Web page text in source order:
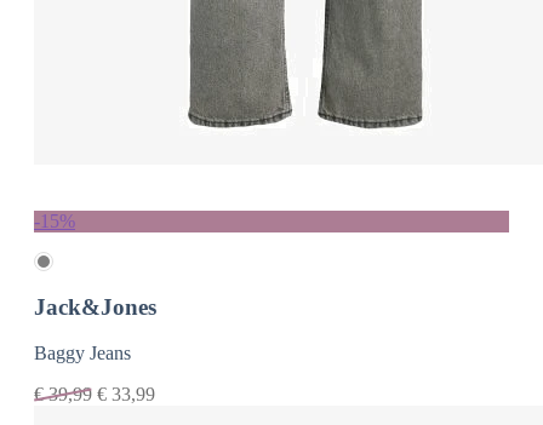
-15%
Jack&Jones
Baggy Jeans
€39,99 € 33,99